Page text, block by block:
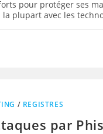
pour protéger ses
plupart avec les
/ REGISTRES
par